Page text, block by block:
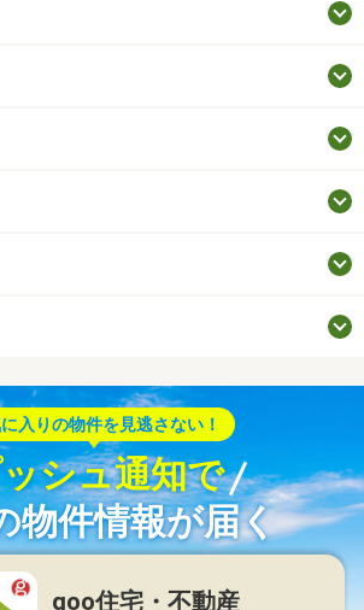
入りの物件を見逃さない！
シュ通知で
物件情報が届く
goo住宅・不動産